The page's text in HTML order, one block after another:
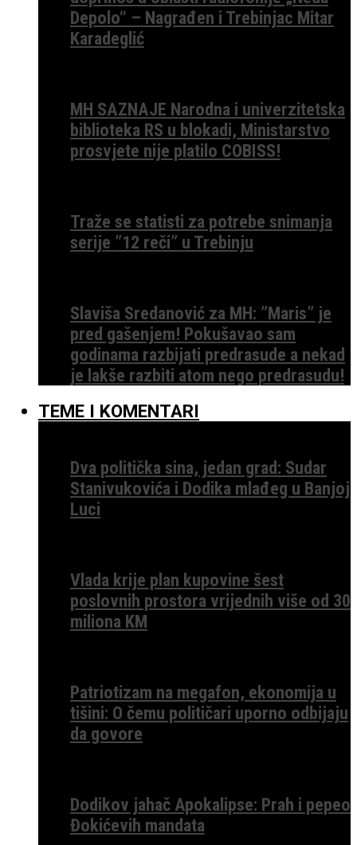
Depolo“ – Nagrađen i Trebinjac Mitar
Karadeglić
MH SAZNAJE Narodna i univerzitetska
biblioteka RS u blokadi, Ministarstvo
prosvjete nije platilo COBISS!
Traže se statisti za potrebe snimanja
serije ”12 reči” u Trebinju
Slaviša Sredanović za MH: ”Maris” je
pred gašenjem! Pokušavao sam
godinama razbijati predrasude a nekad
je lakše razbiti atom nego predrasudu!
TEME I KOMENTARI
Dva politička sina, jedan grad: Sudar
Stanivukovića i Dodika mlađeg u Banjoj
Luci
Vlada krije plan kupovine šest
poslovnih prostora vrijednih više od 30
miliona KM
Patriotizam na megafon, ekonomija u
tišini: O čemu političari uporno odbijaju
da govore
Dodikov jahač Apokalipse: Prah i pepeo
Đokićevih mandata